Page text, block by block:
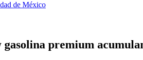
de México
gasolina premium